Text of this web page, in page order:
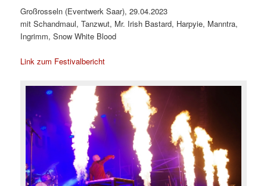
Großrosseln (Eventwerk Saar), 29.04.2023
mit Schandmaul, Tanzwut, Mr. Irish Bastard, Harpyie, Manntra,
Ingrimm, Snow White Blood
Link zum Festivalbericht